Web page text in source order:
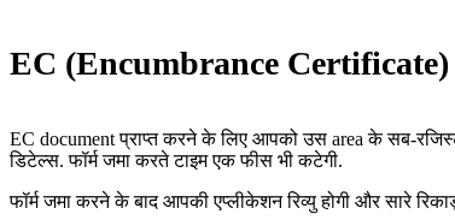
EC (Encumbrance
EC document प्राप्त करने के लिए आपको उस area के सब-
डिटेल्स. फॉर्म जमा करते टाइम एक फीस भी कटेगी.
फॉर्म जमा करने के बाद आपकी एप्लीकेशन रिव्यु होगी और सारे